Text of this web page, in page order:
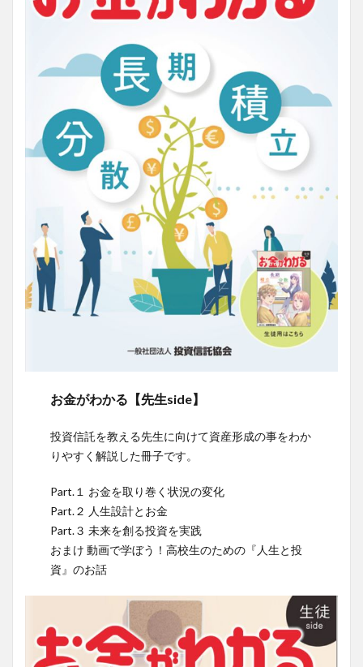
お金がわかる【先生side】
投資信託を教える先生に向けて資産形成の事をわか
りやすく解説した冊子です。
Part.１ お金を取り巻く状況の変化
Part.２ 人生設計とお金
Part.３ 未来を創る投資を実践
おまけ 動画で学ぼう！高校生のための『人生と投
資』のお話